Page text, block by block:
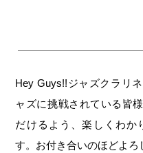
Hey Guys!!ジャズクラリ
ャズに挑戦されている皆
だけるよう、楽しくわか
す。お付き合いのほどよろ